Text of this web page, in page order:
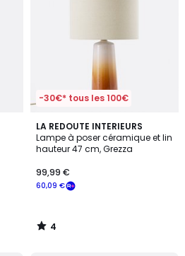
-30€* tous les 100€
LA REDOUTE INTERIEURS
Lampe à poser céramique et lin
hauteur 47 cm, Grezza
60,09 €
99,99 €
4
/
5
4
/